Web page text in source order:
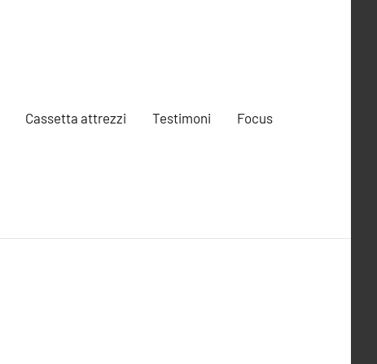
Cassetta attrezzi Testimoni Focus